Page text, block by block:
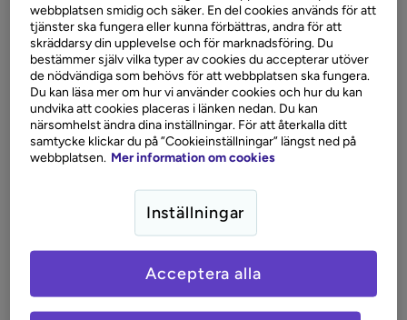
och avdrag för föregående år till Skatteverket.
Slutlig skatt:Skatteverket beräknar din slutliga skatt
utifrån din deklaration. Om du har betalat in mer skatt
än vad du är skyldig får du tillbaka mellanskillnaden
som skatteåterbäring.
När får man
skatteåterbäring?
Tiden för utbetalning av skatteåterbäring beror på när du
lämnar in din deklaration och om allt är korrekt ifyllt. Här
är några viktiga datum:
webbplatsen smidig och säker. En del cookies används för att
tjänster ska fungera eller kunna förbättras, andra för att
skräddarsy din upplevelse och för marknadsföring. Du
bestämmer själv vilka typer av cookies du accepterar utöver
de nödvändiga som behövs för att webbplatsen ska fungera.
Du kan läsa mer om hur vi använder cookies och hur du kan
undvika att cookies placeras i länken nedan. Du kan
närsomhelst ändra dina inställningar. För att återkalla ditt
samtycke klickar du på ”Cookieinställningar” längst ned på
webbplatsen. Mer information om cookies
Inställningar
Acceptera alla